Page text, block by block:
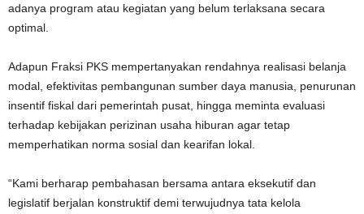
adanya program atau kegiatan yang belum terlaksana secara
optimal.
Adapun Fraksi PKS mempertanyakan rendahnya realisasi belanja
modal, efektivitas pembangunan sumber daya manusia, penurunan
insentif fiskal dari pemerintah pusat, hingga meminta evaluasi
terhadap kebijakan perizinan usaha hiburan agar tetap
memperhatikan norma sosial dan kearifan lokal.
“Kami berharap pembahasan bersama antara eksekutif dan
legislatif berjalan konstruktif demi terwujudnya tata kelola